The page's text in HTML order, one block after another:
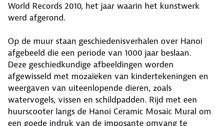
World Records 2010, het jaar waarin het kunstwerk
werd afgerond.
Op de muur staan geschiedenisverhalen over Hanoi
afgebeeld die een periode van 1000 jaar beslaan.
Deze geschiedkundige afbeeldingen worden
afgewisseld met mozaïeken van kindertekeningen en
weergaven van uiteenlopende dieren, zoals
watervogels, vissen en schildpadden. Rijd met een
huurscooter langs de Hanoi Ceramic Mosaic Mural om
een goede indruk van de imposante omvang te